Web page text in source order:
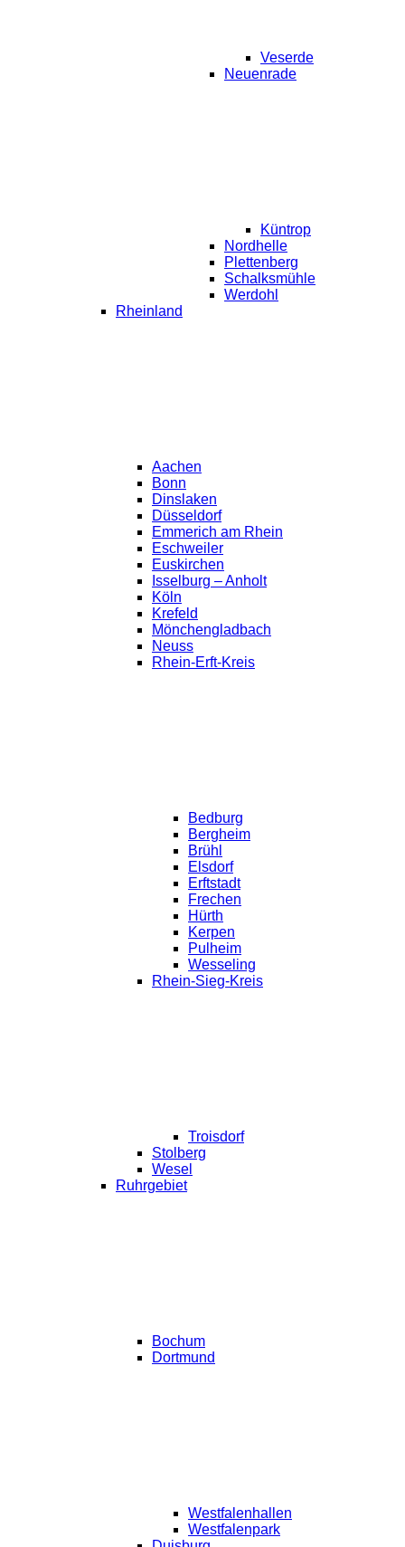
Veserde
Neuenrade
Küntrop
Nordhelle
Plettenberg
Schalksmühle
Werdohl
Rheinland
Aachen
Bonn
Dinslaken
Düsseldorf
Emmerich am Rhein
Eschweiler
Euskirchen
Isselburg – Anholt
Köln
Krefeld
Mönchengladbach
Neuss
Rhein-Erft-Kreis
Bedburg
Bergheim
Brühl
Elsdorf
Erftstadt
Frechen
Hürth
Kerpen
Pulheim
Wesseling
Rhein-Sieg-Kreis
Troisdorf
Stolberg
Wesel
Ruhrgebiet
Bochum
Dortmund
Westfalenhallen
Westfalenpark